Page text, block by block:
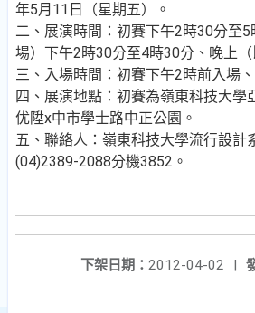
年5月11日（星期五）。
二、展演時間：初賽下午2時30分至
場）下午2時30分至4時30分、晚上
三、入場時間：初賽下午2時前入場
四、展演地點：初賽為嶺東科技大學
优陞x中市學士路中正公園。
五、聯絡人：嶺東科技大學流行設計
(04)2389-2088分機3852。
下架日期： 2012-04-02
|